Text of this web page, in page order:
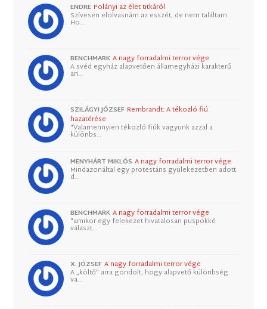
ENDRE Polányi az élet titkáról
Szívesen elolvasnám az esszét, de nem találtam.
Ho…
BENCHMARK A nagy forradalmi terror vége
A svéd egyház alapvetően államegyházi karakterű
an…
SZILÁGYI JÓZSEF Rembrandt: A tékozló fiú
hazatérése
"Valamennyien tékozló fiúk vagyunk azzal a
különbs…
MENYHÁRT MIKLÓS A nagy forradalmi terror vége
Mindazonáltal egy protestáns gyülekezetben adott
d…
BENCHMARK A nagy forradalmi terror vége
"amikor egy felekezet hivatalosan püspökké
választ…
X. JÓZSEF A nagy forradalmi terror vége
A „költő” arra gondolt, hogy alapvető különbség
va…